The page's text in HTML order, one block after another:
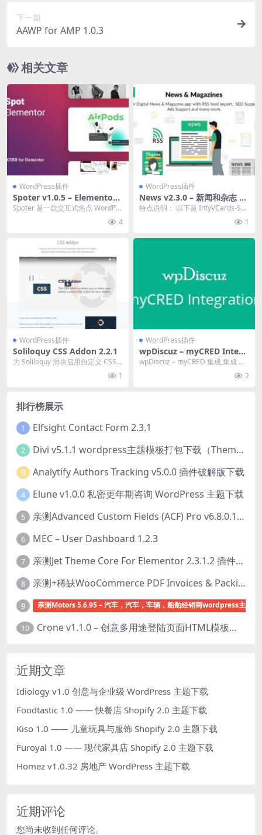
下一篇
AAWP for AMP 1.0.3
相关文章
WordPress插件
Spoter v1.0.5 – Elementor
热点区域wordpress插件下载
Spoter 是一款交互式热点 WordPre
4
WordPress插件
News v2.3.0 – 新闻和杂志 脚
本和 Laravel 新闻和杂志 / 博
客 / 文章 OpenAI 作家 / Ope
特点说明： 以下是 InfyVCards-Saa
1
WordPress插件
Soliloquy CSS Addon 2.2.1
为 Soliloquy 滑块启用自定义 CSS
1
WordPress插件
wpDiscuz – myCRED Integr
ation v.7.0.7 插件下载
wpDiscuz – myCRED 集成 集成 my
2
排行榜展示
1 Elfsight Contact Form 2.3.1
2 Divi v5.1.1 wordpress主题模板打包下载（Theme + Builder+ Extra Theme + Templates + Layouts + PSD）
3 Analytify Authors Tracking v5.0.0 插件破解版下载
4 Elune v1.0.0 私密更年期咨询 WordPress 主题下载
5 亲测Advanced Custom Fields (ACF) Pro v6.8.0.1 + Advanced Custom Fields: Extended PRO v0.9.2.3 | 网站开发自定义字段插件下载
6 MEC – User Dashboard 1.2.3
7 亲测Jet Theme Core For Elementor 2.3.1.2 插件下载
8 亲测+稀缺WooCommerce PDF Invoices & Packing Slips Professional v2.20.0 + Templates v2.25.1 [by WpOverNight] WooCommerce PDF 发票和装箱单插件下载
9 亲测Motors 5.6.95 – 汽车，汽车，车辆，船舶经销商wordpress主题下
10 Crone v1.1.0 – 创意多用途登陆页面HTML模板下载
近期文章
Idiology v1.0 创意与企业级 WordPress 主题下载
Foodtastic 1.0 —— 快餐店 Shopify 2.0 主题下载
Kiso 1.0 —— 儿童玩具与服饰 Shopify 2.0 主题下载
Furoyal 1.0 —— 现代家具店 Shopify 2.0 主题下载
Homez v1.0.32 房地产 WordPress 主题下载
近期评论
您尚未收到任何评论。